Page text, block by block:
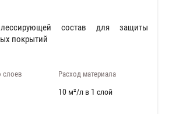
состав для защиты
покрытий
слоев Расход материала
10 м²/л в 1 слой